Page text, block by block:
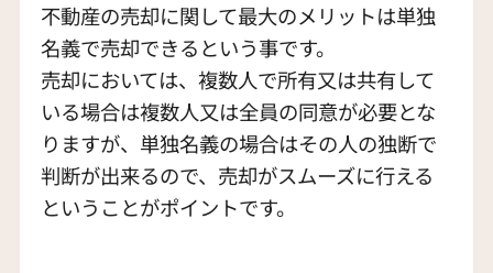
不動産の売却に関して最大のメリットは単独
名義で売却できるという事です。
売却においては、複数人で所有又は共有して
いる場合は複数人又は全員の同意が必要とな
りますが、単独名義の場合はその人の独断で
判断が出来るので、売却がスムーズに行える
ということがポイントです。